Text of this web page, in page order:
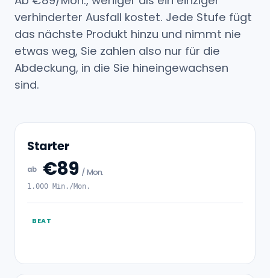
verhinderter Ausfall kostet. Jede Stufe fügt
das nächste Produkt hinzu und nimmt nie
etwas weg, Sie zahlen also nur für die
Abdeckung, in die Sie hineingewachsen
sind.
Starter
ab €89 / Mon.
1.000 Min./Mon.
BEAT